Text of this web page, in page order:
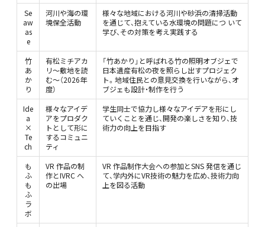
Se
aw
as
e
河川や海の環
境保全活動
様々な地域における河川や砂浜の清掃活動
を通じて、抱えている水環境の問題につ いて
学び、その対策を考え実践する
竹
あ
か
り
有松ミチアカ
リ～敷地を読
む～（2026年
度）
「竹あかり」と呼ばれる竹の照明オブジェで
日本遺産有松の夜を照らし出すプロジェク
ト。地域住民との意見交換を行いながら、オ
ブジェも設計・制作を行う
Ide
a
×
Te
ch
様々なアイデ
アをプロダク
トとして形に
するコミュニ
ティ
学生同士で協力し様々なアイデアを形にし
ていくことを通じ、開発の楽しさを知り、技
術力の向上を目指す
も
ふ
も
ふ
ラ
ボ
VR 作品の制
作とIVRC へ
の出場
VR 作品制作大会への参加とSNS 発信を通じ
て、学内外にVR技術の魅力を広め、技術力向
上を図る活動